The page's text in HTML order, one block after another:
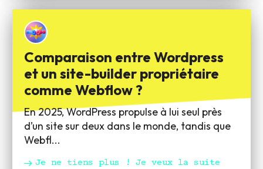
Comparaison entre Wordpress
et un site-builder propriétaire
comme Webflow ?
En 2025, WordPress propulse à lui seul près
d’un site sur deux dans le monde, tandis que
Webfl...
Je ne tiens plus ! Je veux la suite